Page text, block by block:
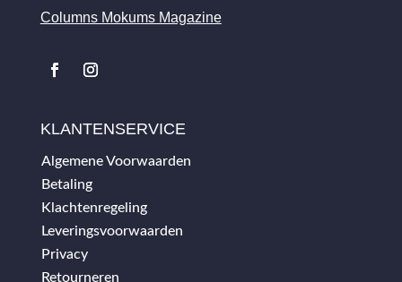
Columns Mokums Magazine
KLANTENSERVICE
Algemene Voorwaarden
Betaling
Klachtenregeling
Leveringsvoorwaarden
Privacy
Retourneren